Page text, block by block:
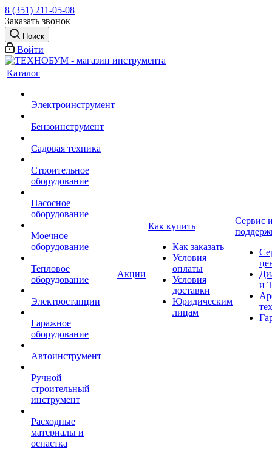
8 (351) 211-05-08
Заказать звонок
Поиск
Войти
Каталог
Электроинструмент
Бензоинструмент
Садовая техника
Строительное
оборудование
Насосное
оборудование
Моечное
оборудование
Тепловое
оборудование
Электростанции
Гаражное
оборудование
Автоинструмент
Ручной
строительный
инструмент
Расходные
материалы и
оснастка
Акции
Как купить
Как заказать
Условия
оплаты
Условия
доставки
Юридическим
лицам
Сервис
и